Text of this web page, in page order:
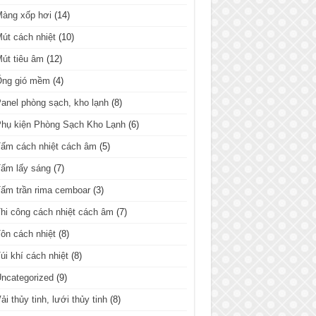
xốp hơi (14)
cách nhiệt (10)
tiêu âm (12)
gió mềm (4)
phòng sạch, kho lạnh (8)
kiện Phòng Sạch Kho Lạnh (6)
cách nhiệt cách âm (5)
lấy sáng (7)
trần rima cemboar (3)
công cách nhiệt cách âm (7)
cách nhiệt (8)
khí cách nhiệt (8)
(9)
thủy tinh, lưới thủy tinh (8)